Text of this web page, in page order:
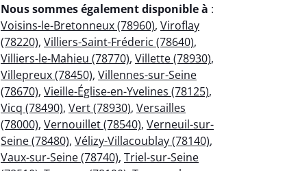
Nous sommes également disponible à :
Voisins-le-Bretonneux (78960), Viroflay
(78220), Villiers-Saint-Fréderic (78640),
Villiers-le-Mahieu (78770), Villette (78930),
Villepreux (78450), Villennes-sur-Seine
(78670), Vieille-Église-en-Yvelines (78125),
Vicq (78490), Vert (78930), Versailles
(78000), Vernouillet (78540), Verneuil-sur-
Seine (78480), Vélizy-Villacoublay (78140),
Vaux-sur-Seine (78740), Triel-sur-Seine